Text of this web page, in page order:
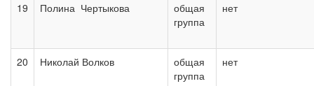
19 Полина Чертыкова
общая
группа
нет
20 Николай Волков
общая
группа
нет